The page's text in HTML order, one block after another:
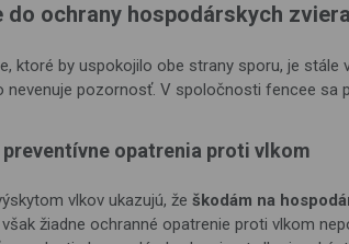
do ochrany hospodárskych
ktoré by uspokojilo obe strany sporu, je stále
nevenuje pozornosť. V spoločnosti fencee sa
preventívne opatrenia proti vlkom
vlkov ukazujú, že škodám na
žiadne ochranné opatrenie proti vlkom